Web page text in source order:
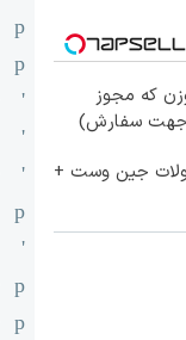
که مجوز
جهت سفارش)
جین وست +